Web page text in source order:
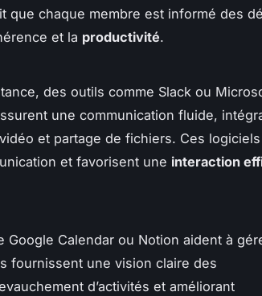
que chaque membre est informé des
et la productivité.
des outils comme Slack ou
une communication fluide,
et partage de fichiers. Ces logiciels
et favorisent une interaction
Google Calendar ou Notion aident à
fournissent une vision claire des
d’activités et améliorant